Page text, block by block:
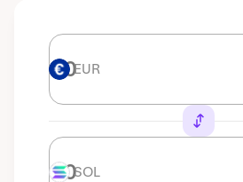
EUR EUR
SOL SOL